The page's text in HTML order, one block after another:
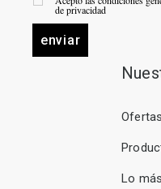
de privacidad
enviar
Ofertas
Lo